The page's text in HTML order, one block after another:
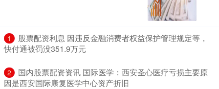
1
​股票配资利息 因违反金融消费者权益保护管理规定等，
快付通被罚没351.9万元
2
​国内股票配资资讯 国际医学：西安圣心医疗亏损主要原
因是西安国际康复医学中心资产折旧